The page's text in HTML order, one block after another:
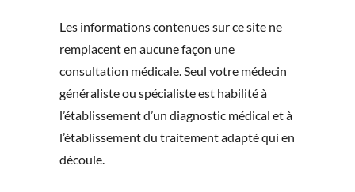
Les informations contenues sur ce site ne
remplacent en aucune façon une
consultation médicale. Seul votre médecin
généraliste ou spécialiste est habilité à
l’établissement d’un diagnostic médical et à
l’établissement du traitement adapté qui en
découle.